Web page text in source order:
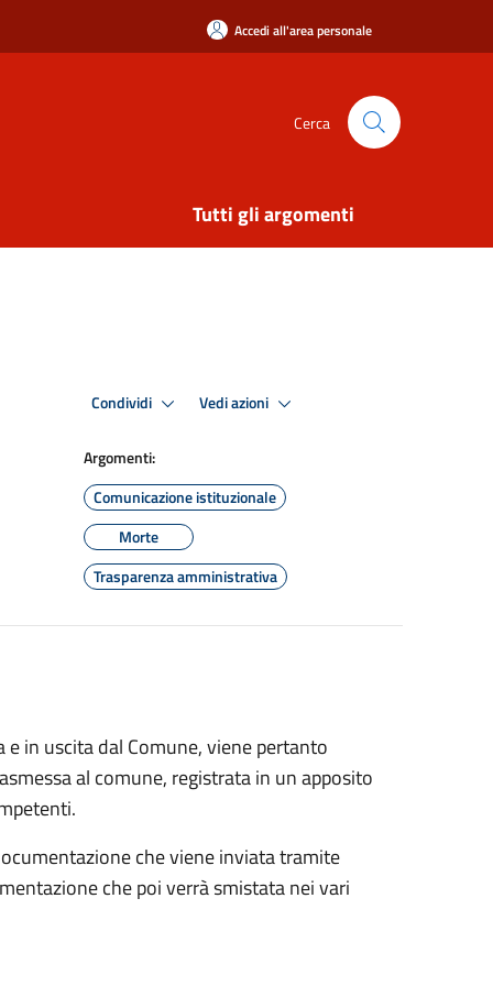
Accedi all'area personale
Cerca
Tutti gli argomenti
Condividi Vedi azioni
Argomenti:
Comunicazione istituzionale
Morte
Trasparenza amministrativa
in uscita dal Comune, viene pertanto
al comune, registrata in un apposito
che viene inviata tramite
che poi verrà smistata nei vari